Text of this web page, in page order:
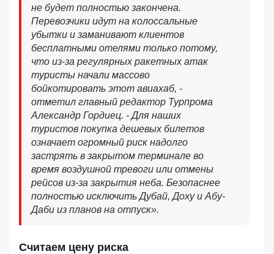
не будет полностью закончена.
Перевозчики идут на колоссальные
убытки и заманивают клиентов
бесплатными отелями только потому,
что из-за регулярных ракетных атак
туристы начали массово
бойкотировать этот авиахаб, -
отметил главный редактор Турпрома
Александр Гордиец. - Для наших
туристов покупка дешевых билетов
означает огромный риск надолго
застрять в закрытом терминале во
время воздушной тревоги или отмены
рейсов из-за закрытия неба. Безопаснее
полностью исключить Дубай, Доху и Абу-
Даби из планов на отпуск».
Считаем цену риска